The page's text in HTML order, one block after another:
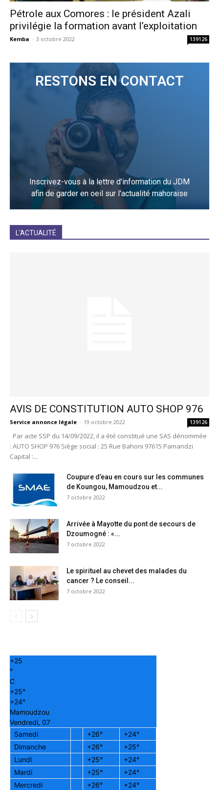
Pétrole aux Comores : le président Azali
privilégie la formation avant l’exploitation
Kemba - 3 octobre 2022 139126
RESTONS EN CONTACT
Inscrivez-vous à la lettre d'information du JDM
afin de garder en oeil sur l'actualité mahoraise
L'ACTUALITÉ
AVIS DE CONSTITUTION AUTO SHOP 976
Service annonce légale - 19 octobre 2022 139126
Par acte SSP du 14/09/2022, il a été constitué une SAS dénommée
: AUTO SHOP 976 Siège social : 25 Rue Bahoni 97615 Pamandzi
Capital :...
Coupure d’eau en cours sur les communes
de Koungou, Mamoudzou et...
7 octobre 2022
Arrivée à Mayotte du pont de secours de
Dzoumogné : «...
7 octobre 2022
Le spirituel au chevet des malades du
cancer ? Le conseil...
7 octobre 2022
+25
°
C
+25°
+24°
Mamoudzou
Vendredi, 07
Samedi
+26° +24°
Dimanche
+26° +25°
Lundi
+25° +24°
Mardi
+25° +24°
Mercredi
+26° +24°